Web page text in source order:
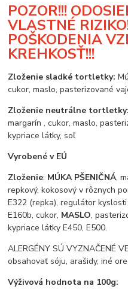
POZOR!!!
VLASTNÉ
POŠKODENIA
KREHKOSŤ!!!
Zloženie sladké tortletky:
cukor, maslo, pasterizované
Zloženie neutrálne tortletky:
margarín , cukor, maslo,
kypriace látky, soľ
Vyrobené v EÚ
Zloženie: MÚKA PŠENIČNÁ,
repkový, kokosový v rôznych
E322 (repka), regulátor
E160b, cukor, MASLO,
kypriace látky E450, E500.
ALERGÉNY SÚ VYZNAČENÉ
obsahovať sóju, arašidy, iné
Výživová hodnota na 100g: